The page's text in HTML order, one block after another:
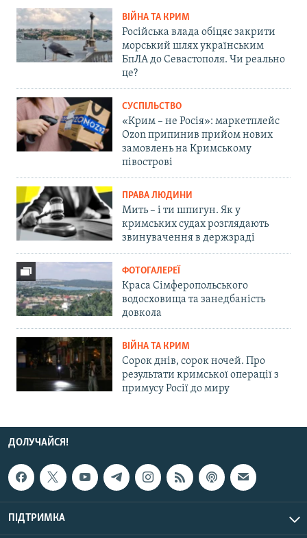
ВІЙНА ТА КРИМ
Російська влада обіцяє закрити
морський шлях українським
БпЛА до Севастополя. Чи реально
це?
СУСПІЛЬСТВО
«Крим – не Росія»: маркетплейс
Ozon припинив прийом нових
замовлень на Кримському
півострові
ПРАВА ЛЮДИНИ
Мить – і ти шпигун. Як у
кримських судах розглядають
звинувачення в держзраді
ФОТОГАЛЕРЕЇ
Краса Сімферопольського
водосховища та занедбаність
довкола
ВІЙНА ТА КРИМ
Сорок днів, сорок ночей. Про
результати кримської операції з
примусу Росії до миру
ДОЛУЧАЙСЯ!
ПІДТРИМКА